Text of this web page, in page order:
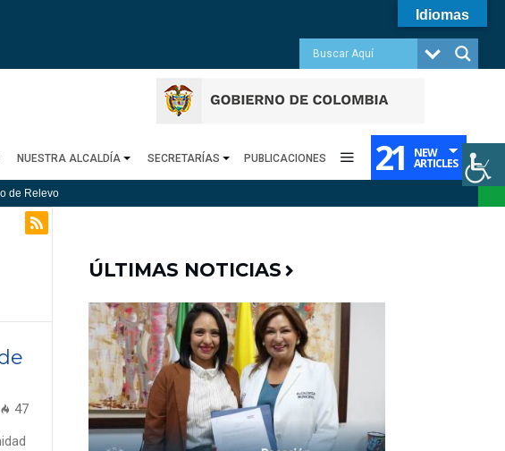
NUESTRA ALCALDÍA SECRETARÍAS PUBLICACIONES 21 NEW
ARTICLES
de Relevo
47
ÚLTIMAS NOTICIAS
Idiomas